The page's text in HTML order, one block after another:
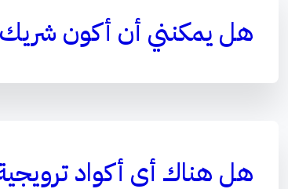
هل يمكنني أن أكون
هل هناك أي أكواد